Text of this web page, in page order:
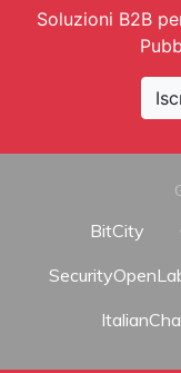
Soluzioni B2B
BitCity